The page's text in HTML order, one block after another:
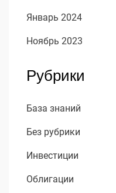
Январь 2024
Ноябрь 2023
Рубрики
База знаний
Без рубрики
Инвестиции
Облигации